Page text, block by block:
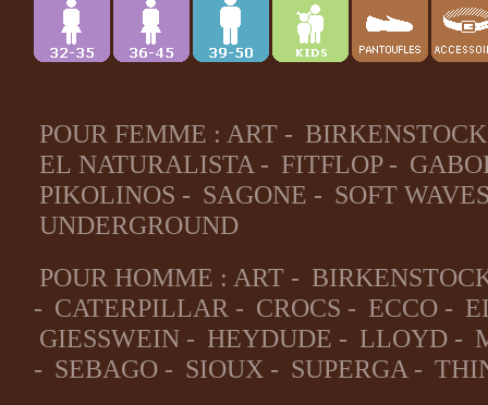
POUR FEMME : ART - BIRKENSTOCK
EL NATURALISTA - FITFLOP-
PIKOLINOS - SAGONE - SOFT
UNDERGROUND
POUR HOMME : ART -
- CATERPILLAR - CROCS - ECCO -
GIESSWEIN - HEYDUDE - LLOYD -
- SEBAGO - SIOUX - SUPERGA -